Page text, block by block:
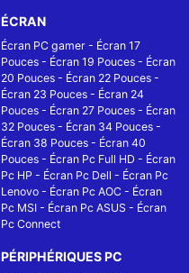
ÉCRAN
Écran PC gamer - Écran 17
Pouces - Écran 19 Pouces - Écran
20 Pouces - Écran 22 Pouces -
Écran 23 Pouces - Écran 24
Pouces - Écran 27 Pouces - Écran
32 Pouces - Écran 34 Pouces -
Écran 38 Pouces - Écran 40
Pouces - Écran Pc Full HD - Écran
Pc HP - Écran Pc Dell - Écran Pc
Lenovo - Écran Pc AOC - Écran
Pc MSI - Écran Pc ASUS - Écran
Pc Connect
PÉRIPHÉRIQUES PC